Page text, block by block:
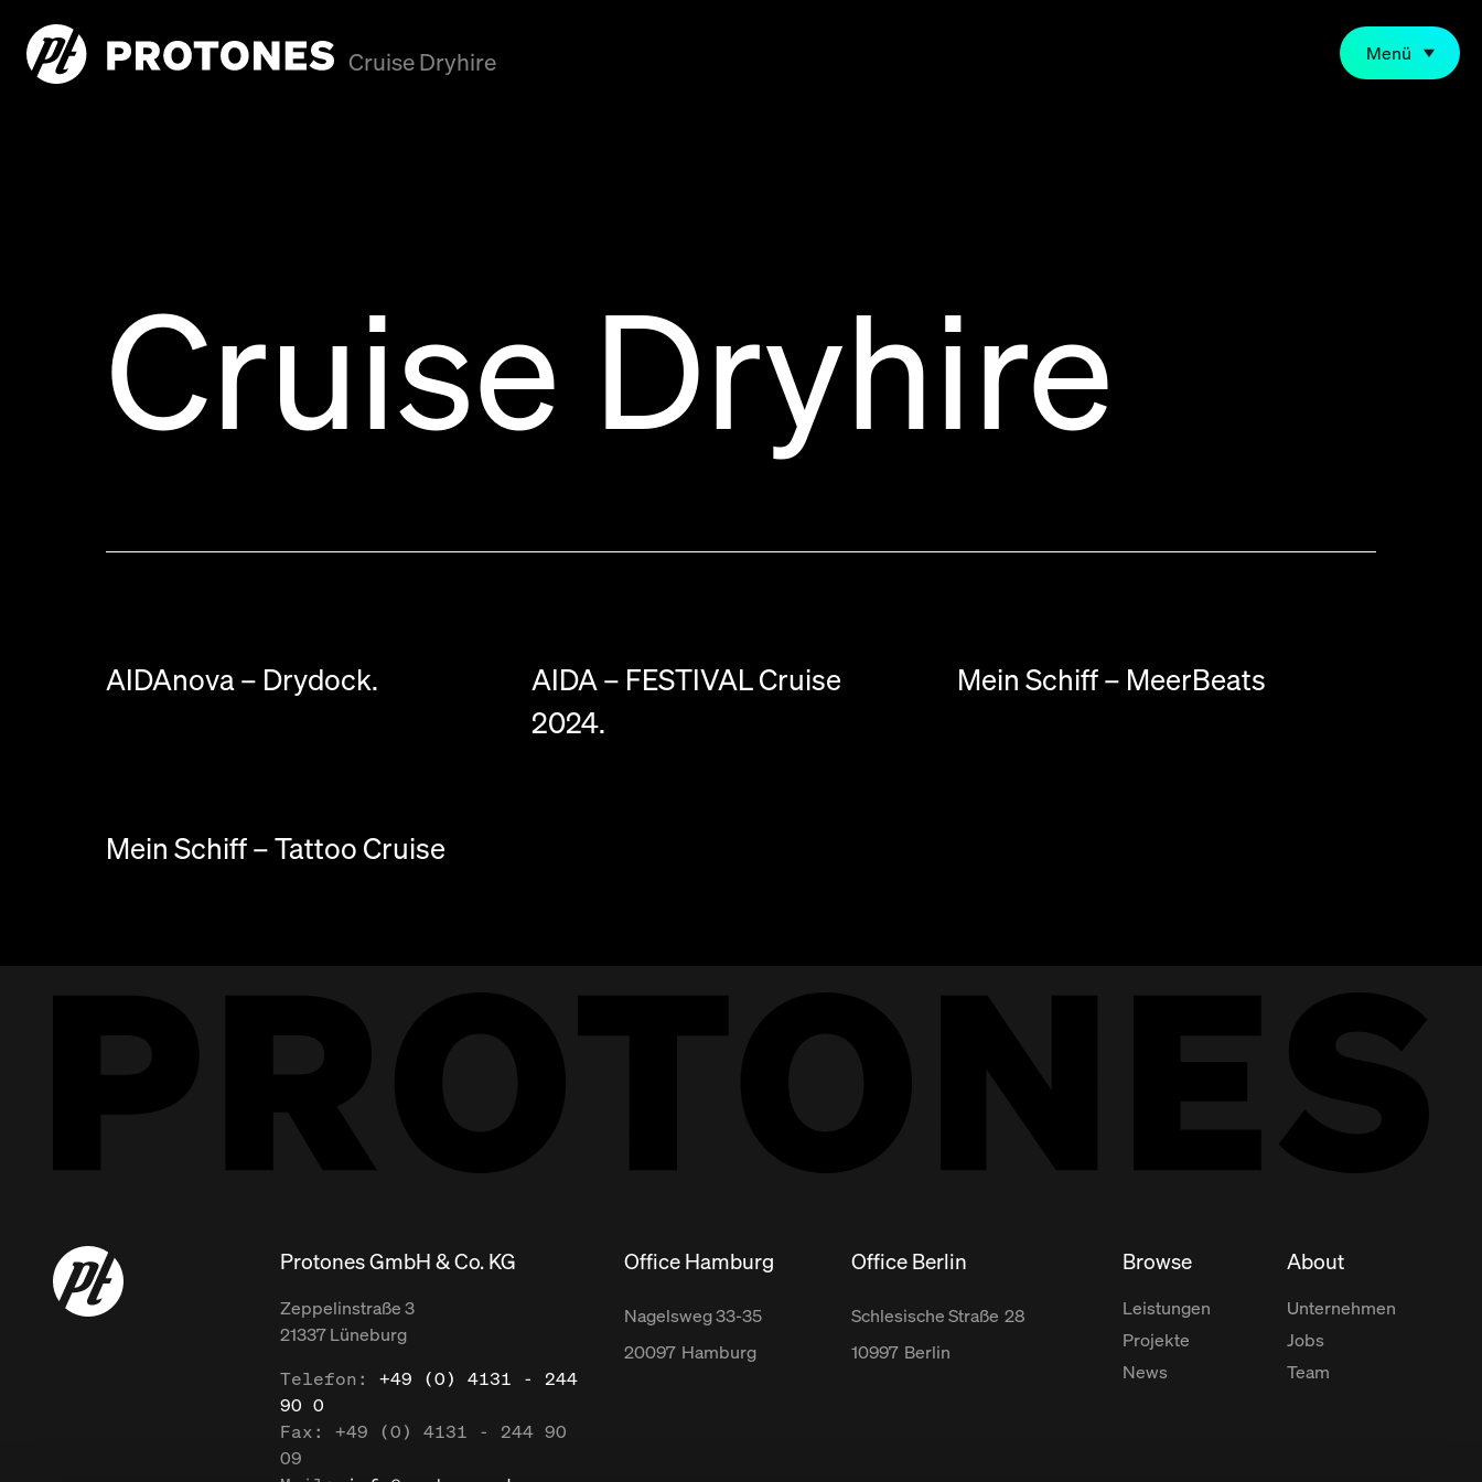
Cruise Dryhire Menü
Cruise Dryhire
AIDAnova – Drydock.
AIDA – FESTIVAL Cruise
2024.
Mein Schiff – MeerBeats
Mein Schiff – Tattoo Cruise
Protones GmbH & Co. KG
Zeppelinstraße3
21337Lüneburg
Telefon:
+49 (0) 4131 - 244
90 0
Fax:
+49 (0) 4131 - 244 90
09
Office Hamburg
Nagelsweg33-35
20097 Hamburg
Office Berlin
Schlesische Straße 28
10997 Berlin
Browse
Leistungen
Projekte
News
About
Unternehmen
Jobs
Team